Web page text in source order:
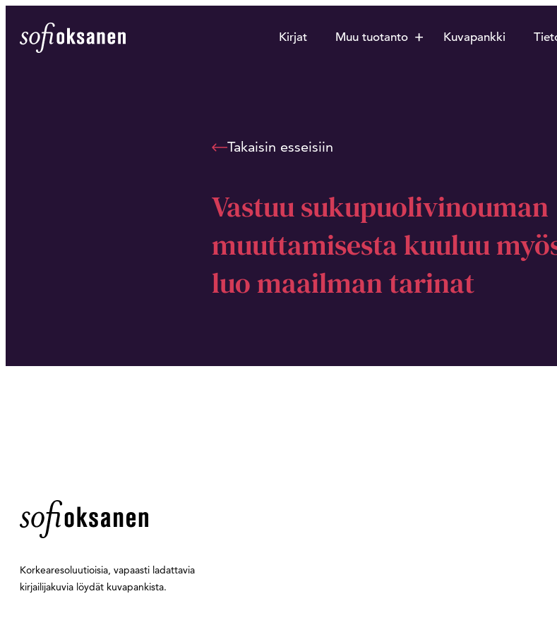
suoraan
sisältöön
Sofi Oksanen Kirjat Muu tuotanto Kuvapankki
Takaisin esseisiin
Vastuu sukupuolivinouman
muuttamisesta kuuluu
luo maailman tarinat
Korkearesoluutioisia, vapaasti ladattavia
kirjailijakuvia löydät kuvapankista.